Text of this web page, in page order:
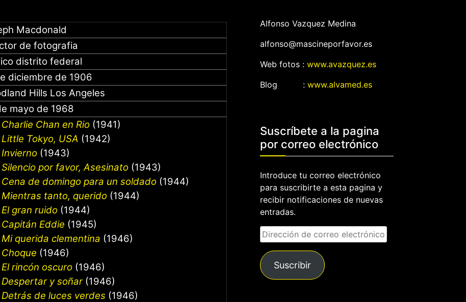
Macdonald
de fotografia
distrito federal
diciembre de 1906
Hills Los Angeles
mayo de 1968
Charlie Chan en Rio (1941)
Little Tokyo, USA (1942)
Invierno (1943)
Silencio por favor, Asesinato (1943)
Cena de domingo para un soldado (1944)
Mientras tanto, querido (1944)
El gran ruido (1944)
Capitán Eddie (1945)
Mi querida clementina (1946)
Choque (1946)
El rincón oscuro (1946)
Despertar y soñar(1946)
Detrás de luces verdes (1946)
Alfonso Vazquez Medina
alfonso@mascineporfavor.es
Web fotos : www.avazquez.es
Blog : www.alvamed.es
Suscríbete a la pagina
por correo electrónico
Introduce tu correo electrónico
para suscribirte a esta pagina y
recibir notificaciones de nuevas
entradas.
Dirección
de
correo
electrónico
Suscribir